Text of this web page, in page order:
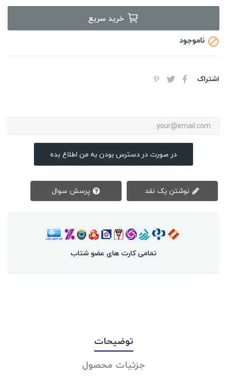
خرید سریع
 ناموجود
اشتراک
در صورت در دسترس بودن به من اطلاع بده
تمامی کارت های عضو شتاب
توضیحات
جزئیات محصول